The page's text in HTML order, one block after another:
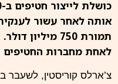
לאחת מחברות החטיפים
צ’ארלס קוריסטין, לשעבר